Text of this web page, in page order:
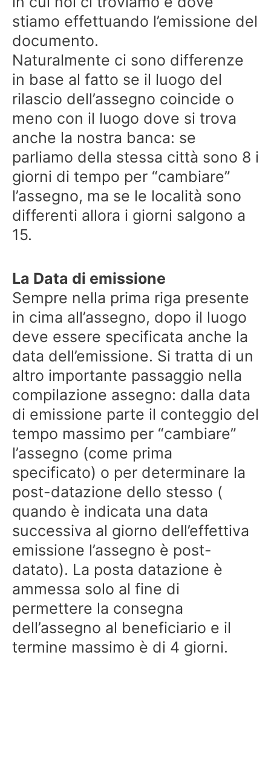
stiamo effettuando l’emissione del
documento.
Naturalmente ci sono differenze
in base al fatto se il luogo del
rilascio dell’assegno coincide o
meno con il luogo dove si trova
anche la nostra banca: se
parliamo della stessa città sono 8 i
giorni di tempo per “cambiare”
l’assegno, ma se le località sono
differenti allora i giorni salgono a
15.
La Data di emissione
Sempre nella prima riga presente
in cima all’assegno, dopo il luogo
deve essere specificata anche la
data dell’emissione. Si tratta di un
altro importante passaggio nella
compilazione assegno: dalla data
di emissione parte il conteggio del
tempo massimo per “cambiare”
l’assegno (come prima
specificato) o per determinare la
post-datazione dello stesso (
quando è indicata una data
successiva al giorno dell’effettiva
emissione l’assegno è post-
datato). La posta datazione è
ammessa solo al fine di
permettere la consegna
dell’assegno al beneficiario e il
termine massimo è di 4 giorni.